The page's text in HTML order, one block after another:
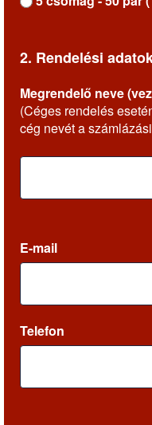
2. Rendelési
Megrendelő neve
(Céges rendelés
cég nevét a
E-mail
Telefon